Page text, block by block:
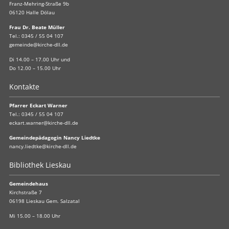
Franz-Mehring-Straße 9b
06120 Halle Dölau
Frau Dr. Beate Müller
Tel.: 0345 / 55 04 107
gemeinde@kirche-dll.de
Di 14.00 – 17.00 Uhr und
Do 12.00 – 15.00 Uhr
Kontakte
Pfarrer Eckart Warner
Tel.: 0345 / 55 04 107
eckart.warner@kirche-dll.de
Gemeindepädagogin Nancy Liedtke
nancy.liedtke@kirche-dll.de
Bibliothek Lieskau
Gemeindehaus
Kirchstraße 7
06198 Lieskau Gem. Salzatal
Mi 15.00 – 18.00 Uhr